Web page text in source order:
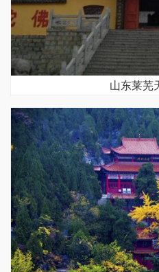
山东莱芜